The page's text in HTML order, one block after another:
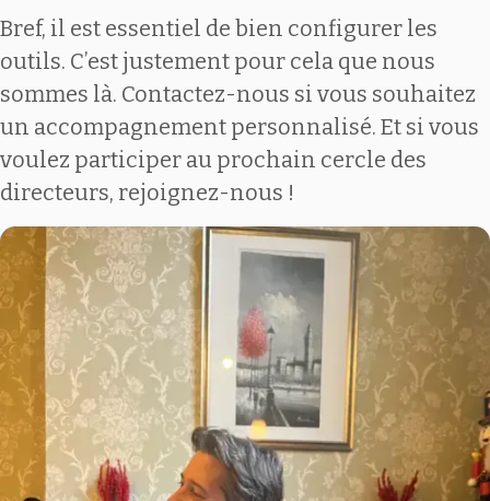
Bref, il est essentiel de bien configurer les
outils. C’est justement pour cela que nous
sommes là. Contactez-nous si vous souhaitez
un accompagnement personnalisé. Et si vous
voulez participer au prochain cercle des
directeurs, rejoignez-nous !